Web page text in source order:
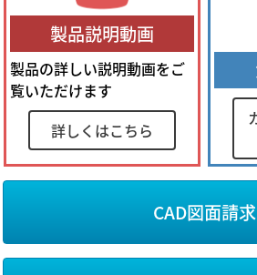
製品説明動画
製品の詳しい説明動画をご
覧いただけます
詳しくはこちら
CAD図面請求